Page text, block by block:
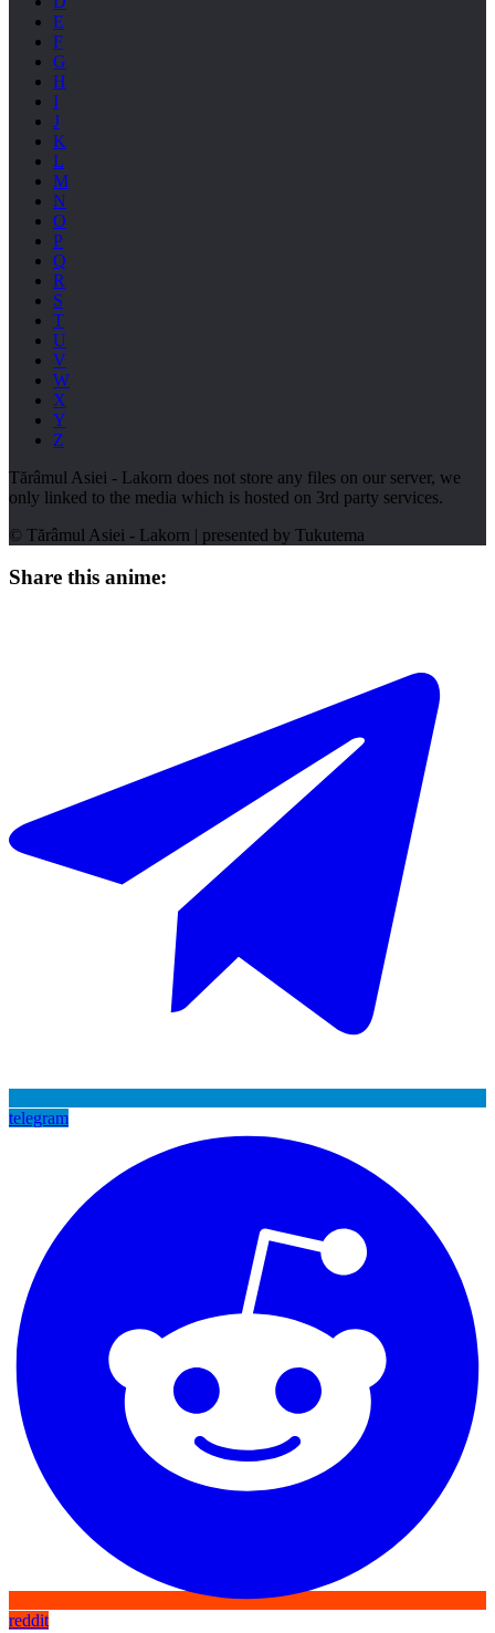
E
F
G
H
I
J
K
L
M
N
O
P
Q
R
S
T
U
V
W
X
Y
Z
Tărâmul Asiei - Lakorn does not store any files on our server, we
only linked to the media which is hosted on 3rd party services.
© Tărâmul Asiei - Lakorn | presented by Tukutema
Share this anime:
telegram
reddit